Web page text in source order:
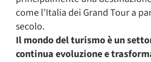
come l’Italia dei Grand Tour a
secolo.
Il mondo del turismo è un
continua evoluzione e